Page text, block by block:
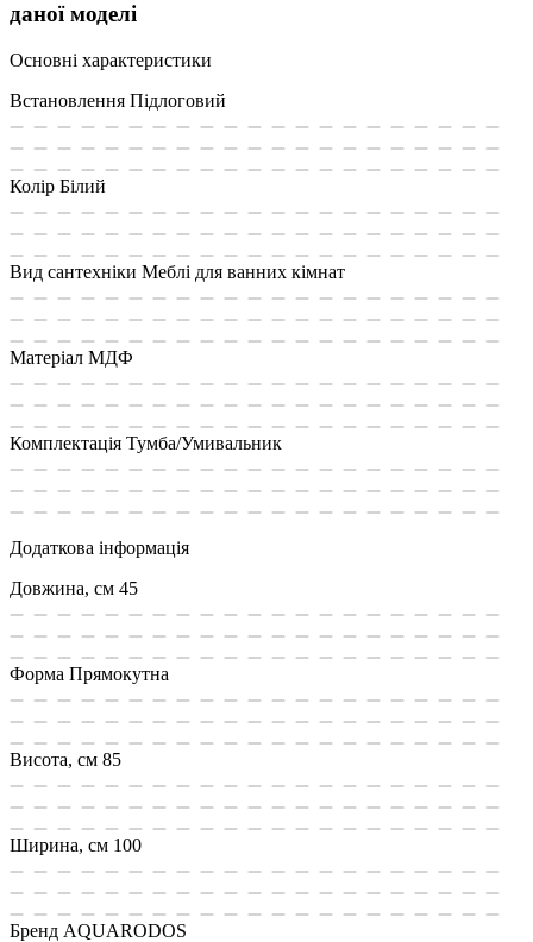
даної моделі
Основні характеристики
Встановлення Підлоговий
Колір Білий
Вид сантехніки Меблі для ванних кімнат
Матеріал МДФ
Комплектація Тумба/Умивальник
Додаткова інформація
Довжина, см 45
Форма Прямокутна
Висота, см 85
Ширина, см 100
Бренд AQUARODOS